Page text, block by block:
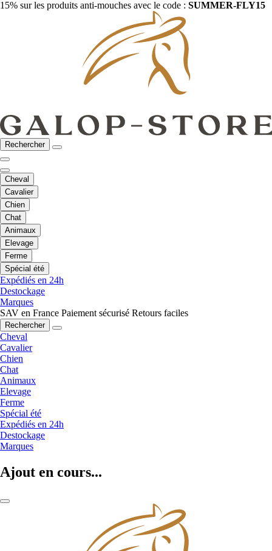
15% sur les produits anti-mouches avec le code : SUMMER-FLY15
Rechercher
Cheval
Cavalier
Chien
Chat
Animaux
Elevage
Ferme
Spécial été
Expédiés en 24h
Destockage
Marques
SAV en France Paiement sécurisé Retours faciles
Rechercher
Cheval
Cavalier
Chien
Chat
Animaux
Elevage
Ferme
Spécial été
Expédiés en 24h
Destockage
Marques
Ajout en cours...